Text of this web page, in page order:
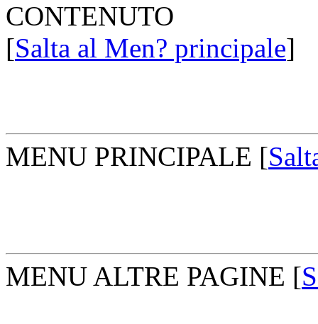
CONTENUTO
[Salta al Men? principale]
MENU PRINCIPALE [
MENU ALTRE PAGINE [